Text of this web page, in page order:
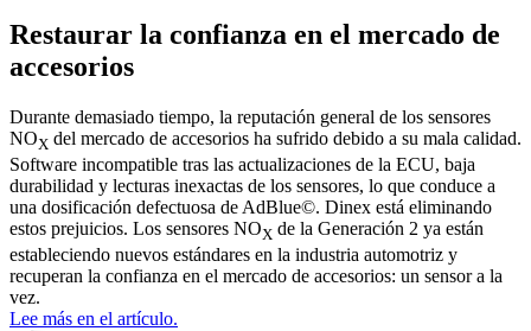
Restaurar la confianza en el mercado de
accesorios
Durante demasiado tiempo, la reputación general de los sensores
NOX del mercado de accesorios ha sufrido debido a su mala calidad.
Software incompatible tras las actualizaciones de la ECU, baja
durabilidad y lecturas inexactas de los sensores, lo que conduce a
una dosificación defectuosa de AdBlue©. Dinex está eliminando
estos prejuicios. Los sensores NOX de la Generación 2 ya están
estableciendo nuevos estándares en la industria automotriz y
recuperan la confianza en el mercado de accesorios: un sensor a la
vez.
Lee más en el artículo.